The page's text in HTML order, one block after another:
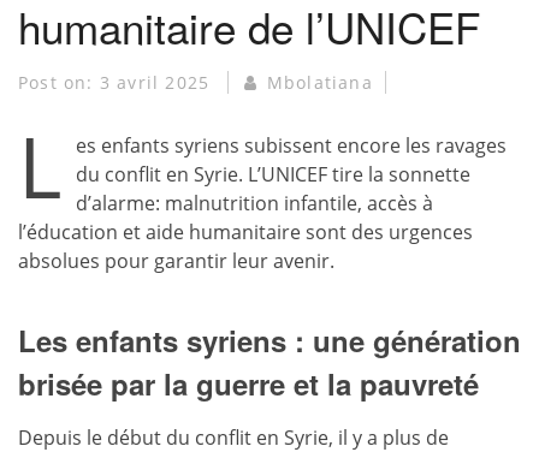
humanitaire de l’UNICEF
Post on: 3 avril 2025 Mbolatiana
L
es enfants syriens subissent encore les ravages
du conflit en Syrie. L’UNICEF tire la sonnette
d’alarme: malnutrition infantile, accès à
l’éducation et aide humanitaire sont des urgences
absolues pour garantir leur avenir.
Les enfants syriens : une génération
brisée par la guerre et la pauvreté
Depuis le début du conflit en Syrie, il y a plus de